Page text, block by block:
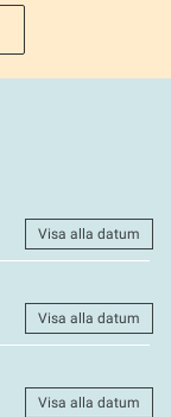
Visa alla datum
Visa alla datum
Visa alla datum